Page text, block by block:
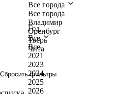
Все города
Все города
Владимир
Оренбург
Тверь
Чита
Год
Все
Все
2021
2023
2024
2025
2026
Сбросить фильтры